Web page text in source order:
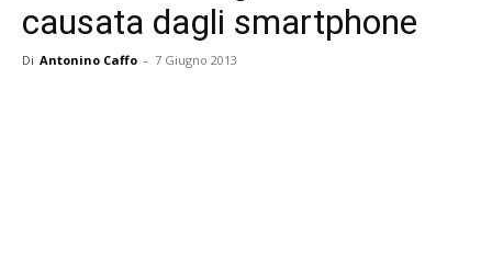
causata dagli smartphone
Di Antonino Caffo - 7 Giugno 2013